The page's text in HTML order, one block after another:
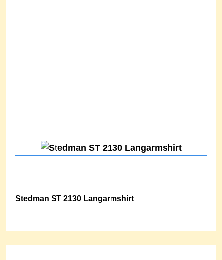
Stedman ST 2130 Langarmshirt